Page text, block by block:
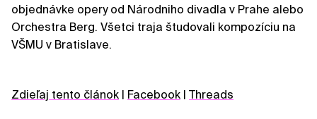
objednávke opery od Národniho divadla v Prahe alebo
Orchestra Berg. Všetci traja študovali kompozíciu na
VŠMU v Bratislave.
Zdieľaj tento článok | Facebook | Threads